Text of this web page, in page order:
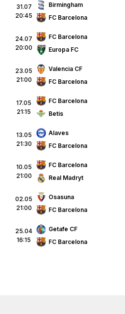
31.07
20:45
Birmingham
FC Barcelona
24.07
20:00
FC Barcelona
Europa FC
23.05
21:00
Valencia CF
FC Barcelona
17.05
21:15
FC Barcelona
Betis
13.05
21:30
Alaves
FC Barcelona
10.05
21:00
FC Barcelona
Real Madryt
02.05
21:00
Osasuna
FC Barcelona
25.04
16:15
Getafe CF
FC Barcelona